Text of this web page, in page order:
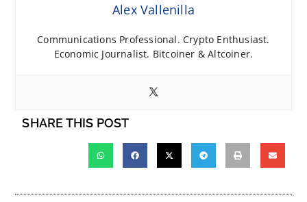
Alex Vallenilla
Communications Professional. Crypto Enthusiast.
Economic Journalist. Bitcoiner & Altcoiner.
SHARE THIS POST